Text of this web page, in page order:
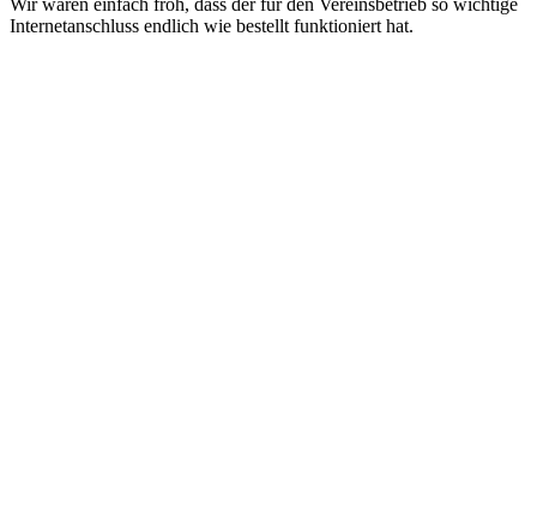
Wir waren einfach froh, dass der für den Vereinsbetrieb so wichtige
Internetanschluss endlich wie bestellt funktioniert hat.